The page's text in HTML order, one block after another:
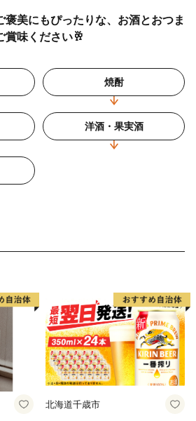
褒美にもぴったりな、お酒とおつま
賞味ください🥂
焼酎
洋酒・果実酒
北海道千歳市